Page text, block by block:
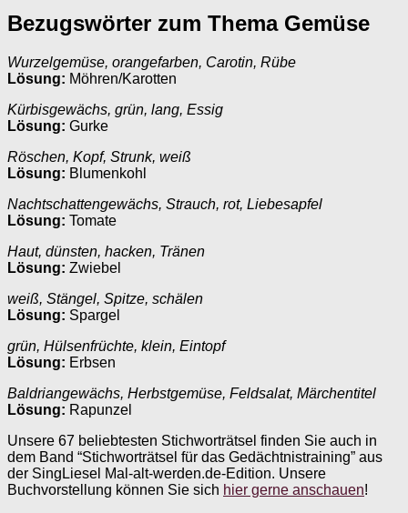
Bezugswörter zum Thema Gemüse
Wurzelgemüse, orangefarben, Carotin, Rübe
Lösung: Möhren/Karotten
Kürbisgewächs, grün, lang, Essig
Lösung: Gurke
Röschen, Kopf, Strunk, weiß
Lösung: Blumenkohl
Nachtschattengewächs, Strauch, rot, Liebesapfel
Lösung: Tomate
Haut, dünsten, hacken, Tränen
Lösung: Zwiebel
weiß, Stängel, Spitze, schälen
Lösung: Spargel
grün, Hülsenfrüchte, klein, Eintopf
Lösung: Erbsen
Baldriangewächs, Herbstgemüse, Feldsalat, Märchentitel
Lösung: Rapunzel
Unsere 67 beliebtesten Stichworträtsel finden Sie auch in
dem Band “Stichworträtsel für das Gedächtnistraining” aus
der SingLiesel Mal-alt-werden.de-Edition. Unsere
Buchvorstellung können Sie sich hier gerne anschauen!